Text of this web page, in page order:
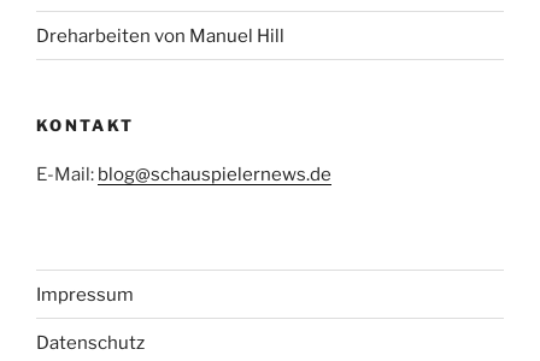
Dreharbeiten von Manuel Hill
KONTAKT
E-Mail: blog@schauspielernews.de
Impressum
Datenschutz